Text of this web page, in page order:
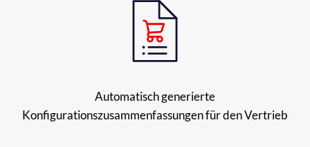
Automatisch generierte
Konfigurationszusammenfassungen für den Vertrieb